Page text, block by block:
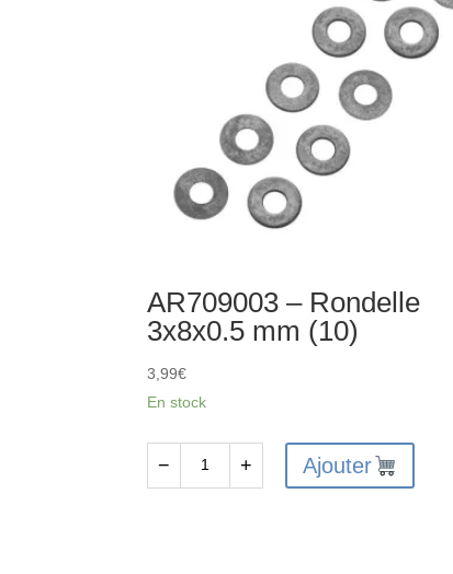
AR709003 – Rondelle
3x8x0.5 mm (10)
3,99€
En stock
− + Ajouter